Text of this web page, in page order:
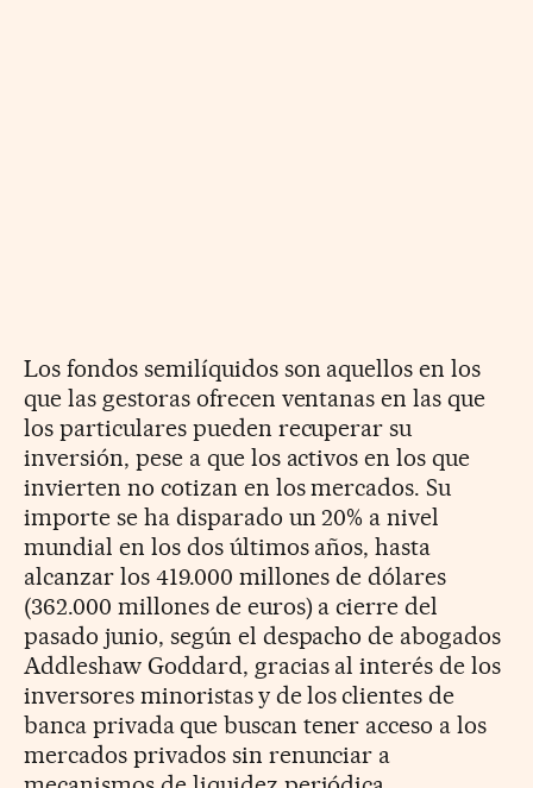
Los fondos semilíquidos son aquellos en los
que las gestoras ofrecen ventanas en las que
los particulares pueden recuperar su
inversión, pese a que los activos en los que
invierten no cotizan en los mercados. Su
importe se ha disparado un 20% a nivel
mundial en los dos últimos años, hasta
alcanzar los 419.000 millones de dólares
(362.000 millones de euros) a cierre del
pasado junio, según el despacho de abogados
Addleshaw Goddard, gracias al interés de los
inversores minoristasy de losclientes de
banca privadaque buscan tener acceso a los
mercados privados sin renunciar a